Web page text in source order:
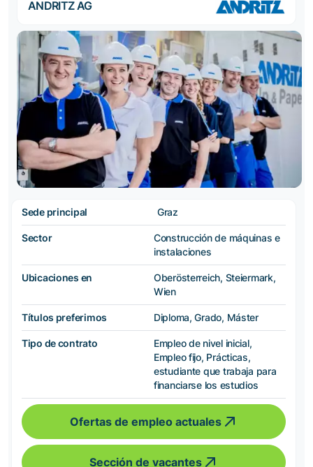
ANDRITZ AG
Sede principal Graz
Sector
Construcción de máquinas e
instalaciones
Ubicaciones en
Oberösterreich, Steiermark,
Wien
Títulos preferimos Diploma, Grado, Máster
Tipo de contrato
Empleo de nivel inicial,
Empleo fijo, Prácticas,
estudiante que trabaja para
financiarse los estudios
Ofertas de empleo actuales
Sección de vacantes